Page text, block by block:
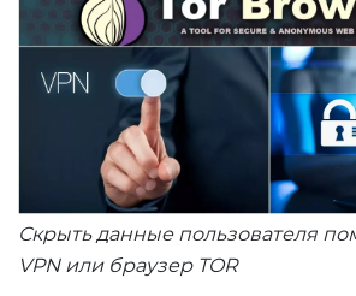
Скрыть данные пользователя
VPN или браузер TOR